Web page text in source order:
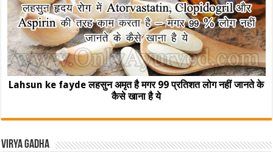
Lahsun ke fayde लहसुन अमृत है मगर 99 प्रतिशत लोग नहीं जानते के
कैसे खाना है ये
Virya Gadha